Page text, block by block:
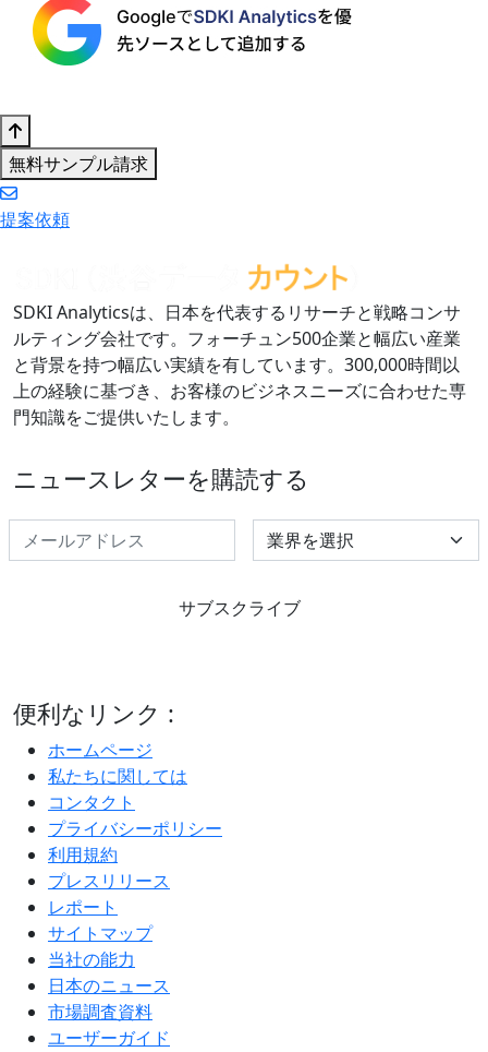
無料サンプル請求
提案依頼
SDKI Analyticsは、日本を代表するリサーチと戦略コンサ
ルティング会社です。フォーチュン500企業と幅広い産業
と背景を持つ幅広い実績を有しています。300,000時間以
上の経験に基づき、お客様のビジネスニーズに合わせた専
門知識をご提供いたします。
ニュースレターを購読する
Select Industry
サブスクライブ
便利なリンク :
ホームページ
私たちに関しては
コンタクト
プライバシーポリシー
利用規約
プレスリリース
レポート
サイトマップ
当社の能力
日本のニュース
市場調査資料
ユーザーガイド